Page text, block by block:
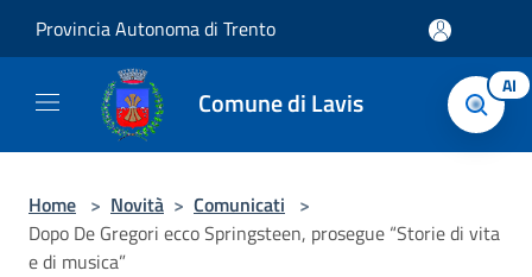
Provincia Autonoma di Trento
Comune di Lavis AI
Home > Novità > Comunicati >
Dopo De Gregori ecco Springsteen, prosegue “Storie di vita
e di musica”